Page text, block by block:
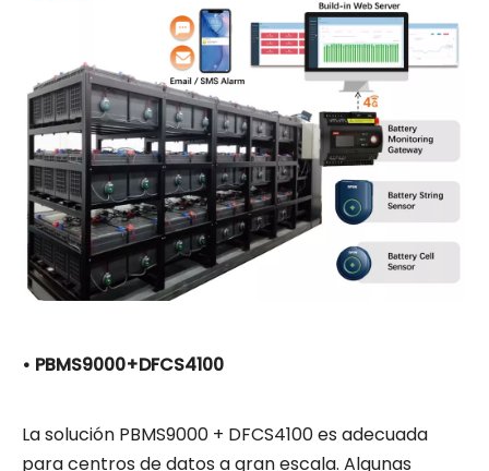
• PBMS9000+DFCS4100
La solución PBMS9000 + DFCS4100 es adecuada
para centros de datos a gran escala. Algunas